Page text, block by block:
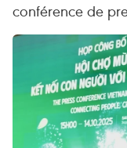
conférence de